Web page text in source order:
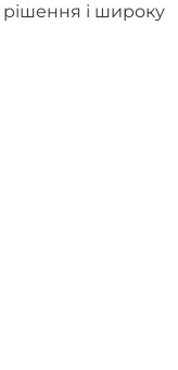
рішення і широку